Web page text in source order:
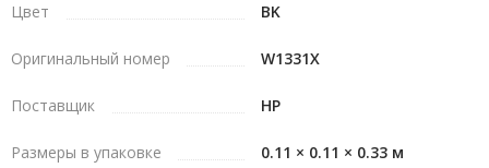
Цвет BK
Оригинальный номер W1331X
Поставщик HP
Размеры в упаковке 0.11 × 0.11 × 0.33 м